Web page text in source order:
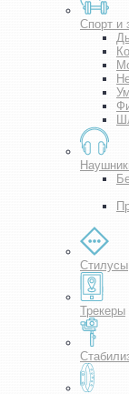
Спорт и
Стилусы
Трекеры